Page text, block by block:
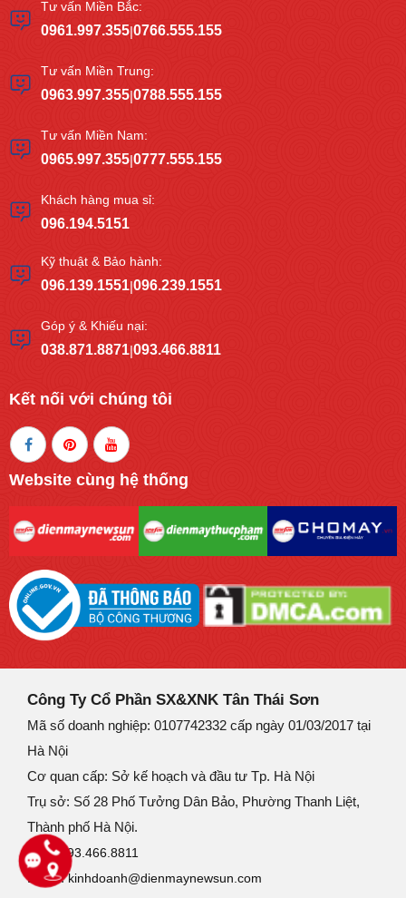
Tư vấn Miền Bắc:
0961.997.355|0766.555.155
Tư vấn Miền Trung:
0963.997.355|0788.555.155
Tư vấn Miền Nam:
0965.997.355|0777.555.155
Khách hàng mua sỉ:
096.194.5151
Kỹ thuật & Bảo hành:
096.139.1551|096.239.1551
Góp ý & Khiếu nại:
038.871.8871|093.466.8811
Kết nối với chúng tôi
Website cùng hệ thống
Công Ty Cổ Phần SX&XNK Tân Thái Sơn
Mã số doanh nghiệp: 0107742332 cấp ngày 01/03/2017 tại
Hà Nội
Cơ quan cấp: Sở kế hoạch và đầu tư Tp. Hà Nội
Trụ sở: Số 28 Phố Tưởng Dân Bảo, Phường Thanh Liệt,
Thành phố Hà Nội.
SĐT:093.466.8811
Email:kinhdoanh@dienmaynewsun.com